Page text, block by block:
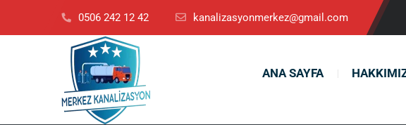
0506 242 12 42 kanalizasyonmerkez@gmail.com
ANA SAYFA